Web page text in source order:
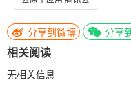
分享到微博 分享
相关阅读
无相关信息